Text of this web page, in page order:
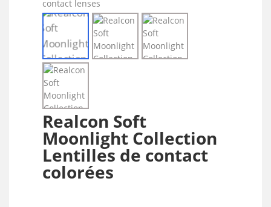
Realcon Soft
Moonlight Collection
Lentilles de contact
colorées